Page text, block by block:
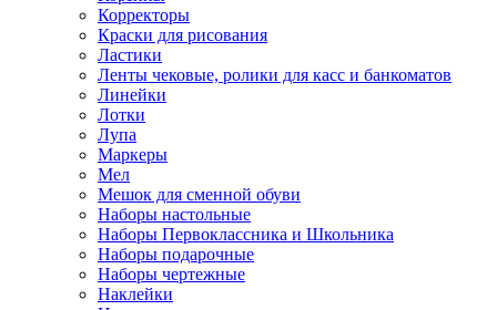
Корректоры
Краски для рисования
Ластики
Ленты чековые, ролики для касс и банкоматов
Линейки
Лотки
Лупа
Маркеры
Мел
Мешок для сменной обуви
Наборы настольные
Наборы Первоклассника и Школьника
Наборы подарочные
Наборы чертежные
Наклейки